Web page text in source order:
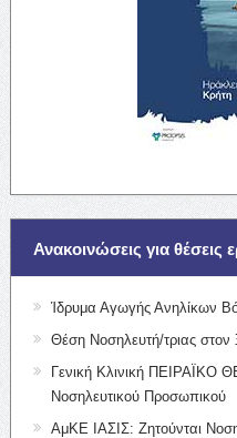
Ανακοινώσεις για θέσεις
Ίδρυμα Αγωγής Ανηλίκων
Θέση Νοσηλευτή/τριας
Γενική Κλινική
Νοσηλευτικού Προσωπικού
ΑμΚΕ ΙΑΣΙΣ: Ζητούνται